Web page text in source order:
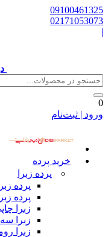
09100461325
02171053073
|
0
ورود | ثبت‌نام
خرید پرده
پرده زبرا
پرده
پرده
زبرا
زبرا
زبرا